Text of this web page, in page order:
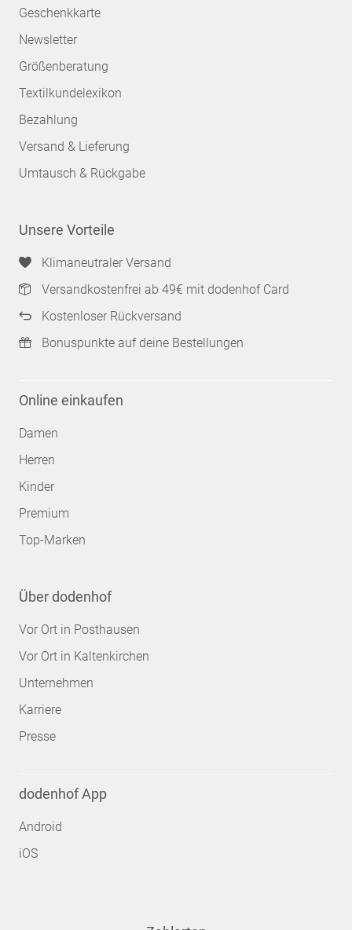
Geschenkkarte
Newsletter
Größenberatung
Textilkundelexikon
Bezahlung
Versand & Lieferung
Umtausch & Rückgabe
Unsere Vorteile
Klimaneutraler Versand
Versandkostenfrei ab 49€ mit dodenhof Card
Kostenloser Rückversand
Bonuspunkte auf deine Bestellungen
Online einkaufen
Damen
Herren
Kinder
Premium
Top-Marken
Über dodenhof
Vor Ort in Posthausen
Vor Ort in Kaltenkirchen
Unternehmen
Karriere
Presse
dodenhof App
Android
iOS